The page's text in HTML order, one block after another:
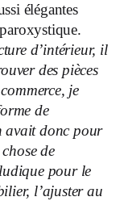
élégantes
d’intérieur, il
des pièces
je
de
avait donc pour
de
pour le
l’ajuster au